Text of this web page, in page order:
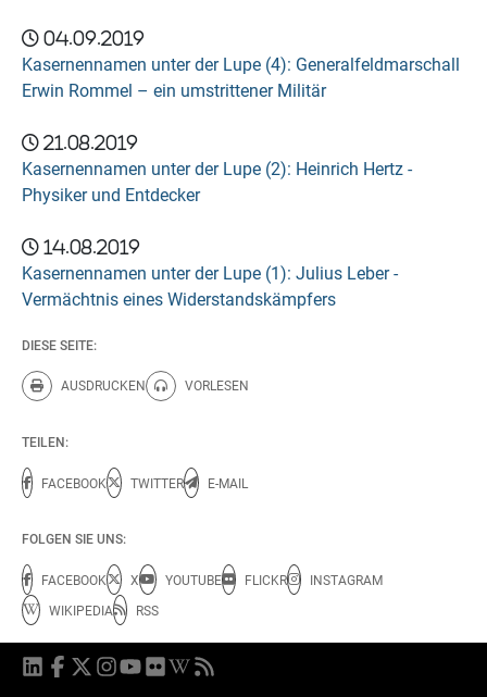
04.09.2019
Kasernennamen unter der Lupe (4): Generalfeldmarschall
Erwin Rommel – ein umstrittener Militär
21.08.2019
Kasernennamen unter der Lupe (2): Heinrich Hertz -
Physiker und Entdecker
14.08.2019
Kasernennamen unter der Lupe (1): Julius Leber -
Vermächtnis eines Widerstandskämpfers
DIESE SEITE:
AUSDRUCKEN
Diese Seite drucken.
VORLESEN
Diese Seite vorlesen.
TEILEN:
FACEBOOK TWITTER E-MAIL
FOLGEN SIE UNS:
FACEBOOK X YOUTUBE FLICKR
INSTAGRAM
WIKIPEDIA
RSS